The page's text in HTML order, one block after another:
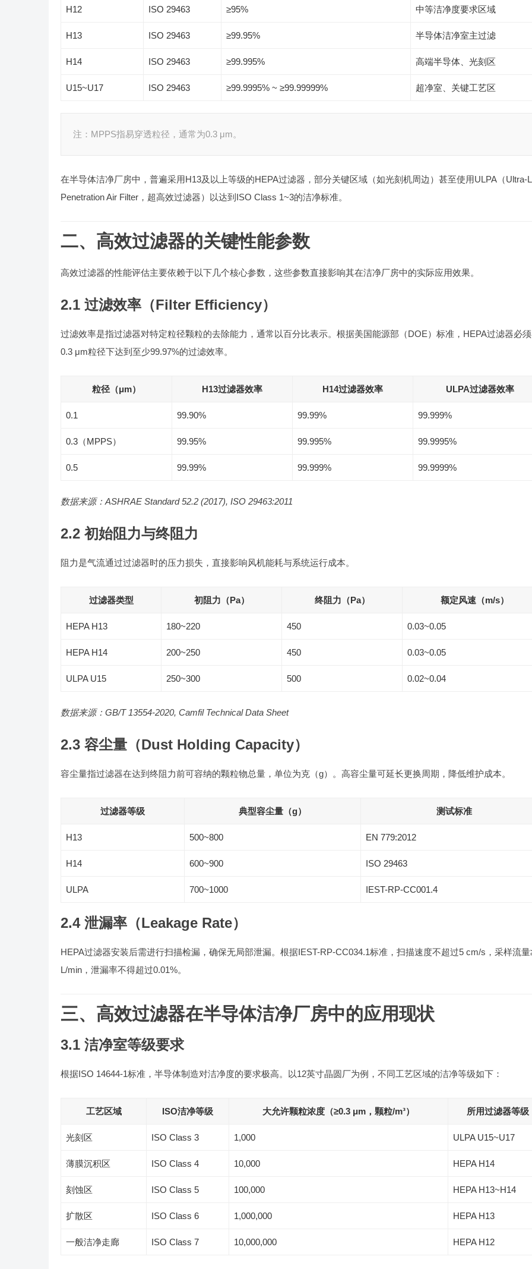
H12 ISO 29463 ≥95% 中等洁净度要求区域
H13 ISO 29463 ≥99.95% 半导体洁净室主过滤
H14 ISO 29463 ≥99.995% 高端半导体、光刻区
U15~U17 ISO 29463 ≥99.9995% ~ ≥99.99999% 超净室、关键工艺区
注：MPPS指易穿透粒径，通常为0.3 μm。
在半导体洁净厂房中，普遍采用H13及以上等级的HEPA过滤器，部分关键区域（如光刻机周边）甚至使用ULPA（Ultra-
Penetration Air Filter，超高效过滤器）以达到ISO Class 1~3的洁净标准。
二、高效过滤器的关键性能参数
高效过滤器的性能评估主要依赖于以下几个核心参数，这些参数直接影响其在洁净厂房中的实际应用效果。
2.1 过滤效率（Filter Efficiency）
过滤效率是指过滤器对特定粒径颗粒的去除能力，通常以百分比表示。根据美国能源部（DOE）标准，HEPA过滤器必
0.3 μm粒径下达到至少99.97%的过滤效率。
粒径（μm） H13过滤器效率 H14过滤器效率 ULPA过滤器效率
0.1 99.90% 99.99% 99.999%
0.3（MPPS） 99.95% 99.995% 99.9995%
0.5 99.99% 99.999% 99.9999%
数据来源：ASHRAE Standard 52.2 (2017), ISO 29463:2011
2.2 初始阻力与终阻力
阻力是气流通过过滤器时的压力损失，直接影响风机能耗与系统运行成本。
过滤器类型 初阻力（Pa） 终阻力（Pa） 额定风速（m/s）
HEPA H13 180~220 450 0.03~0.05
HEPA H14 200~250 450 0.03~0.05
ULPA U15 250~300 500 0.02~0.04
数据来源：GB/T 13554-2020, Camfil Technical Data Sheet
2.3 容尘量（Dust Holding Capacity）
容尘量指过滤器在达到终阻力前可容纳的颗粒物总量，单位为克（g）。高容尘量可延长更换周期，降低维护成本。
过滤器等级 典型容尘量（g） 测试标准
H13 500~800 EN 779:2012
H14 600~900 ISO 29463
ULPA 700~1000 IEST-RP-CC001.4
2.4 泄漏率（Leakage Rate）
HEPA过滤器安装后需进行扫描检漏，确保无局部泄漏。根据IEST-RP-CC034.1标准，扫描速度不超过5 cm/s，采样流量
L/min，泄漏率不得超过0.01%。
三、高效过滤器在半导体洁净厂房中的应用现状
3.1 洁净室等级要求
根据ISO 14644-1标准，半导体制造对洁净度的要求极高。以12英寸晶圆厂为例，不同工艺区域的洁净等级如下：
工艺区域 ISO洁净等级 大允许颗粒浓度（≥0.3 μm，颗粒/m³） 所用过滤器等级
光刻区 ISO Class 3 1,000 ULPA U15~U17
薄膜沉积区 ISO Class 4 10,000 HEPA H14
刻蚀区 ISO Class 5 100,000 HEPA H13~H14
扩散区 ISO Class 6 1,000,000 HEPA H13
一般洁净走廊 ISO Class 7 10,000,000 HEPA H12